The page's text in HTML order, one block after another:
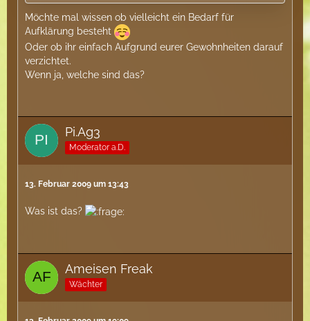
Möchte mal wissen ob vielleicht ein Bedarf für
Aufklärung besteht
Oder ob ihr einfach Aufgrund eurer Gewohnheiten darauf
verzichtet.
Wenn ja, welche sind das?
Pi.Ag3
Moderator a.D.
13. Februar 2009 um 13:43
Was ist das?
Ameisen Freak
Wächter